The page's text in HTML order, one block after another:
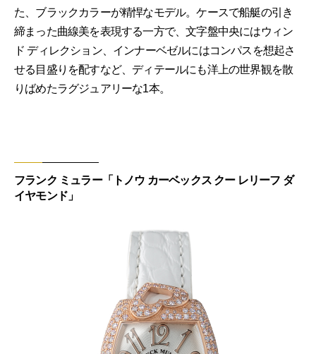
た、ブラックカラーが精悍なモデル。ケースで船艇の引き
締まった曲線美を表現する一方で、文字盤中央にはウィン
ド ディレクション、インナーベゼルにはコンパスを想起さ
せる目盛りを配すなど、ディテールにも洋上の世界観を散
りばめたラグジュアリーな1本。
フランク ミュラー「トノウ カーベックス クー レリーフ ダ
イヤモンド」